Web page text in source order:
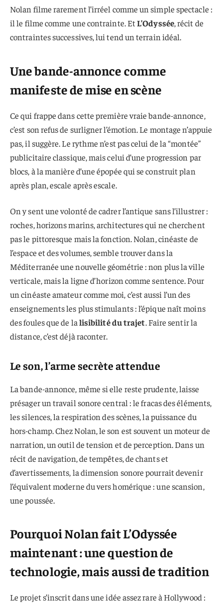
Nolan filme rarement l’irréel comme un simple spectacle :
il le filme comme une contrainte. EtL’Odyssée, récit de
contraintes successives, lui tend un terrain idéal.
Une bande-annonce comme
manifeste de mise en scène
Ce qui frappe dans cette première vraie bande-annonce,
c’est son refus de surligner l’émotion. Le montage n’appuie
pas, il suggère. Le rythme n’est pas celui de la “montée”
publicitaire classique, mais celui d’une progression par
blocs, à la manière d’une épopée qui se construit plan
après plan, escale après escale.
On y sent une volonté de cadrer l’antique sans l’illustrer :
roches, horizons marins, architectures qui ne cherchent
pas le pittoresque mais la fonction. Nolan, cinéaste de
l’espace et des volumes, semble trouver dans la
Méditerranée une nouvelle géométrie : non plus la ville
verticale, mais la ligne d’horizon comme sentence. Pour
un cinéaste amateur comme moi, c’est aussi l’un des
enseignements les plus stimulants : l’épique naît moins
des foules que de lalisibilité du trajet. Faire sentir la
distance, c’est déjà raconter.
Le son, l’arme secrète attendue
La bande-annonce, même si elle reste prudente, laisse
présager un travail sonore central : le fracas des éléments,
les silences, la respiration des scènes, la puissance du
hors-champ. Chez Nolan, le son est souvent un moteur de
narration, un outil de tension et de perception. Dans un
récit de navigation, de tempêtes, de chants et
d’avertissements, la dimension sonore pourrait devenir
l’équivalent moderne du vers homérique : une scansion,
une poussée.
Pourquoi Nolan fait L’Odyssée
maintenant : une question de
technologie, mais aussi de tradition
Le projet s’inscrit dans une idée assez rare à Hollywood :